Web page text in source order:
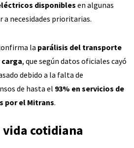
disponibles en algunas
a necesidades prioritarias.
la parálisis del transporte
, que según datos oficiales cayó
debido a la falta de
de hasta el 93% en servicios de
por el Mitrans.
vida cotidiana